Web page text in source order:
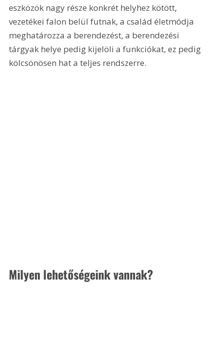
eszközök nagy része konkrét helyhez kötött,
vezetékei falon belül futnak, a család életmódja
meghatározza a berendezést, a berendezési
tárgyak helye pedig kijelöli a funkciókat, ez pedig
kölcsönösen hat a teljes rendszerre.
Milyen lehetőségeink vannak?